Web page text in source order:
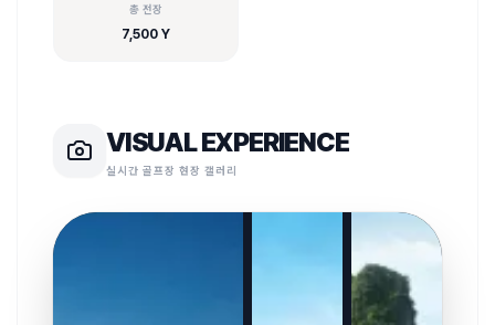
총 전장
7,500 Y
VISUAL EXPERIENCE
실시간 골프장 현장 갤러리